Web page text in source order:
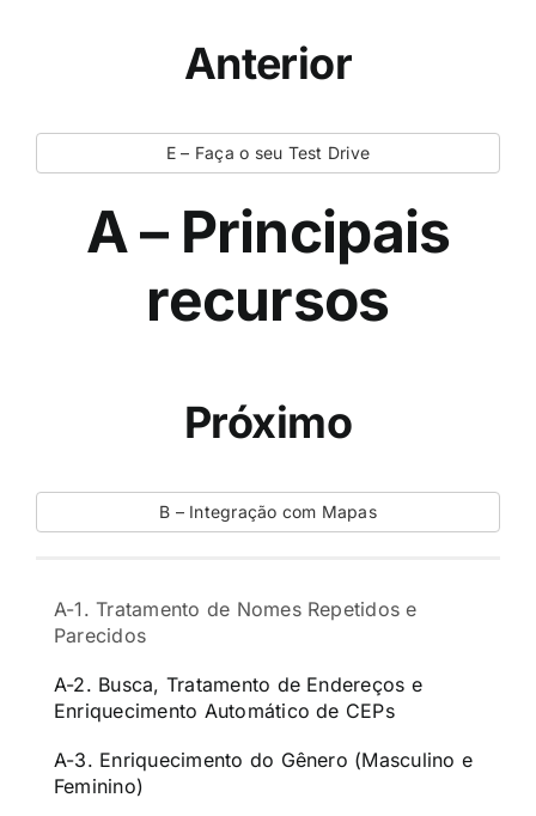
Anterior
E – Faça o seu Test Drive
A – Principais
recursos
Próximo
B – Integração com Mapas
A-1. Tratamento de Nomes Repetidos e
Parecidos
A-2. Busca, Tratamento de Endereços e
Enriquecimento Automático de CEPs
A-3. Enriquecimento do Gênero (Masculino e
Feminino)